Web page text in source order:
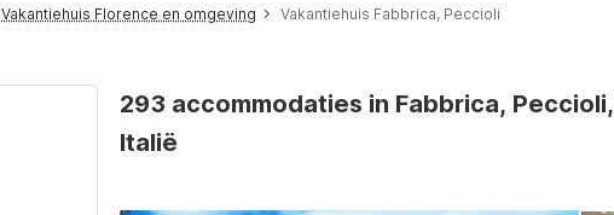
Vakantiehuis Florence en omgeving Vakantiehuis Fabbrica, Peccioli
293 accommodaties in Fabbrica, Peccioli,
Italië